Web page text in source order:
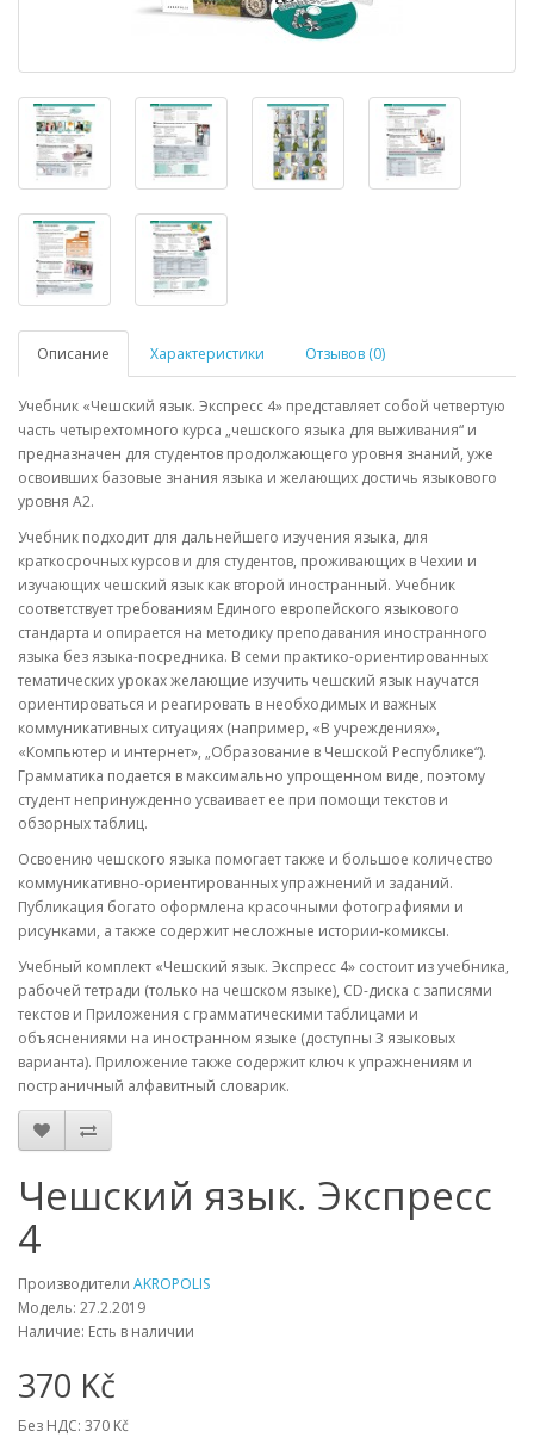
Описание Характеристики Отзывов (0)
Учебник «Чешский язык. Экспресс 4» представляет собой четвертую
часть четырехтомного курса „чешского языка для выживания“ и
предназначен для студентов продолжающего уровня знаний, уже
освоивших базовые знания языка и желающих достичь языкового
уровня А2.
Учебник подходит для дальнейшего изучения языка, для
краткосрочных курсов и для студентов, проживающих в Чехии и
изучающих чешский язык как второй иностранный. Учебник
соответствует требованиям Единого европейского языкового
стандарта и опирается на методику преподавания иностранного
языка без языка-посредника. В семи практико-ориентированных
тематических уроках желающие изучить чешский язык научатся
ориентироваться и реагировать в необходимых и важных
коммуникативных ситуациях (например, «В учреждениях»,
«Компьютер и интернет», „Образование в Чешской Республике“).
Грамматика подается в максимально упрощенном виде, поэтому
студент непринужденно усваивает ее при помощи текстов и
обзорных таблиц.
Освоению чешского языка помогает также и большое количество
коммуникативно-ориентированных упражнений и заданий.
Публикация богато оформлена красочными фотографиями и
рисунками, а также содержит несложные истории-комиксы.
Учебный комплект «Чешский язык. Экспресс 4» состоит из учебника,
рабочей тетради (только на чешском языке), CD-диска с записями
текстов и Приложения с грамматическими таблицами и
объяснениями на иностранном языке (доступны 3 языковых
варианта). Приложение также содержит ключ к упражнениям и
постраничный алфавитный словарик.
Чешский язык. Экспресс
4
Производители AKROPOLIS
Модель: 27.2.2019
Наличие: Есть в наличии
370 Kč
Без НДС: 370 Kč